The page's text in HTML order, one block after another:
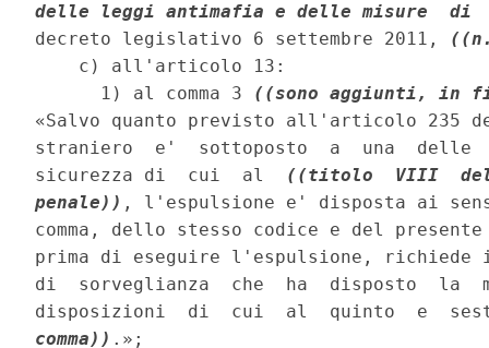
delle leggi antimafia e delle misure
decreto legislativo 6 settembre 2011,
    c) all'articolo 13:
      1) al comma 3
((sono aggiunti, in
«Salvo quanto previsto all'articolo 235
straniero  e'  sottoposto  a  una  delle
sicurezza di  cui  al ((titolo  VIII  del
penale)) , l'espulsione e' disposta ai
comma, dello stesso codice e del
prima di eseguire l'espulsione,
di  sorveglianza  che  ha  disposto  la
disposizioni  di  cui  al  quinto  e
comma)) .»;